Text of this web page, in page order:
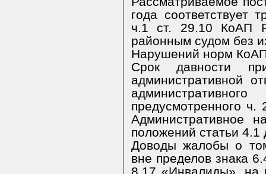
года соответствует
ч.1 ст. 29.10 КоАП
районным судом без
Нарушений норм
Срок давности
административной
предусмотренного
Административное
положений статьи
Доводы жалобы о
вне пределов знака